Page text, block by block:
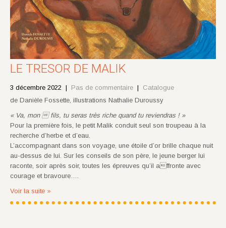
LE TRESOR DE MALIK
3 décembre 2022 | Pas de commentaire | Catalogue
de Danièle Fossette, illustrations Nathalie Duroussy
« Va, mon  fils, tu seras très riche quand tu reviendras ! »
Pour la première fois, le petit Malik conduit seul son troupeau à la
recherche d’herbe et d’eau.
L’accompagnant dans son voyage, une étoile d’or brille chaque nuit
au-dessus de lui. Sur les conseils de son père, le jeune berger lui
raconte, soir après soir, toutes les épreuves qu’il affronte avec
courage et bravoure….
Voir la suite »